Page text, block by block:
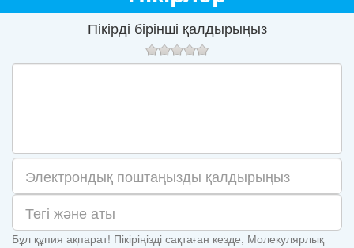
Пікірді бірінші қалдырыңыз
Бұл құпия ақпарат! Пікіріңізді сақтаған кезде, Молекулярлық